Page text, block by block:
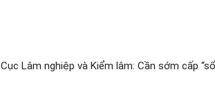
Cục Lâm nghiệp và Kiểm lâm: Cần sớm cấp